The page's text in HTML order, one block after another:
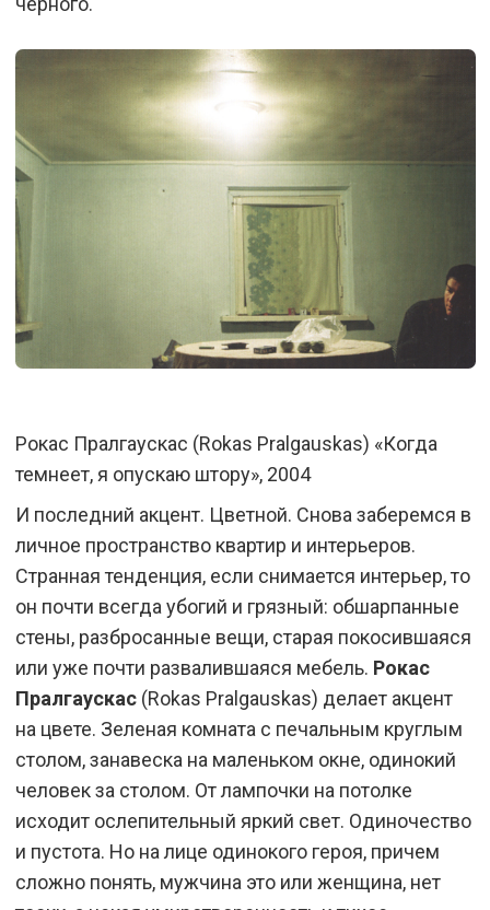
Рокас Пралгаускас (Rokas Pralgauskas) «Когда
темнеет, я опускаю штору», 2004
И последний акцент. Цветной. Снова заберемся в
личное пространство квартир и интерьеров.
Странная тенденция, если снимается интерьер, то
он почти всегда убогий и грязный: обшарпанные
стены, разбросанные вещи, старая покосившаяся
или уже почти развалившаяся мебель. Рокас
Пралгаускас(Rokas Pralgauskas) делает акцент
на цвете. Зеленая комната с печальным круглым
столом, занавеска на маленьком окне, одинокий
человек за столом. От лампочки на потолке
исходит ослепительный яркий свет. Одиночество
и пустота. Но на лице одинокого героя, причем
сложно понять, мужчина это или женщина, нет